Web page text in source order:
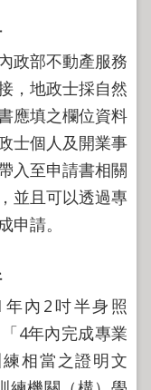
政部不動產服務
，地政士採自然
應填之欄位資料
士個人及開業事
入至申請書相關
並且可以透過專
申請。
內2吋半身照
4年內完成專業
相當之證明文